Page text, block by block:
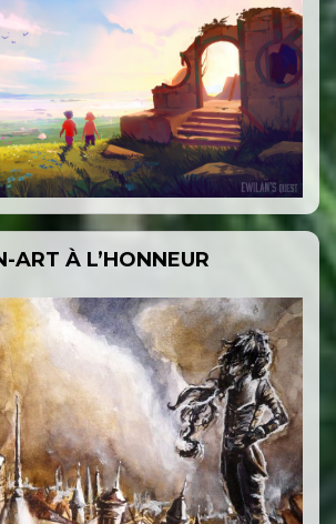
ART À L’HONNEUR